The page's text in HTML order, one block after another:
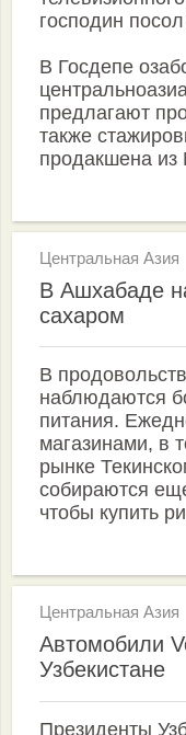
господин
В Госдепе
предлагают
также
продакшена из
Центральная Азия
В Ашхабаде
сахаром
В
наблюдаются
питания.
магазинами, в
рынке
собираются
чтобы купить
Центральная Азия
Автомобили
Узбекистане
Президенты